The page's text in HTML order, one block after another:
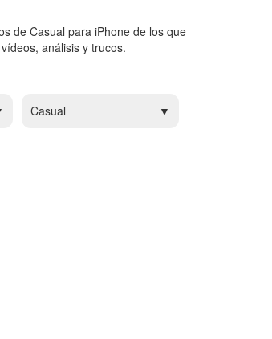
de Casual para iPhone de los que
análisis y trucos.
Casual